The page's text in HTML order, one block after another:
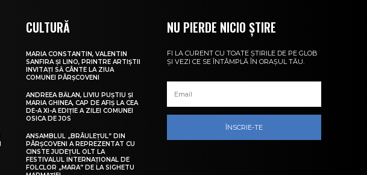
CULTURĂ
MARIA CONSTANTIN, VALENTIN
SANFIRA ȘI LINO, PRINTRE ARTIȘTII
INVITAȚI SĂ CÂNTE LA ZIUA
COMUNEI PÂRȘCOVENI
ANDREEA BĂLAN, LIVIU PUȘTIU ȘI
MARIA GHINEA, CAP DE AFIȘ LA CEA
DE-A XI-A EDIȚIE A ZILEI COMUNEI
OSICA DE JOS
ANSAMBLUL „BRÂULEȚUL” DIN
PÂRȘCOVENI A REPREZENTAT CU
CINSTE JUDEȚUL OLT LA
FESTIVALUL INTERNAȚIONAL DE
FOLCLOR „MARA” DE LA SIGHETU
NU PIERDE NICIO ȘTIRE
FI LA CURENT CU TOATE ȘTIRILE DE PE GLOB
ȘI VEZI CE SE ÎNTÂMPLĂ ÎN ORAȘUL TĂU.
ÎNSCRIE-TE